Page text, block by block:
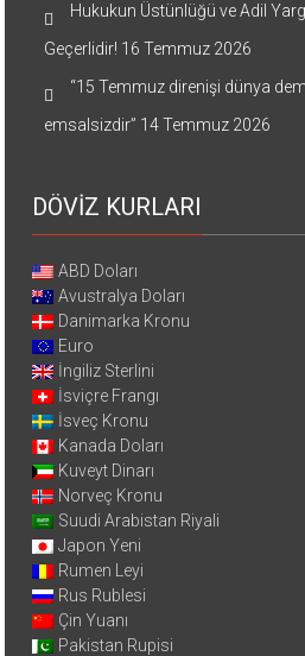
Hukukun Üstünlüğü ve Adil
Geçerlidir! 16 Temmuz 2026
“15 Temmuz direnişi dünya
emsalsizdir” 14 Temmuz 2026
DÖVİZ KURLARI
ABD Doları
Avustralya Doları
Danimarka Kronu
Euro
İngiliz Sterlini
İsviçre Frangı
İsveç Kronu
Kanada Doları
Kuveyt Dinarı
Norveç Kronu
Suudi Arabistan Riyali
Japon Yeni
Rumen Leyi
Rus Rublesi
Çin Yuanı
Pakistan Rupisi